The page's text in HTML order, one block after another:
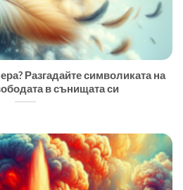
Разгадайте символиката на
в сънищата си